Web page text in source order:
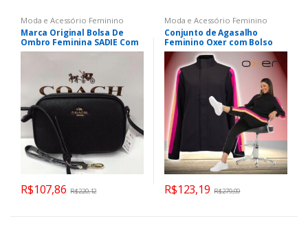
Moda e Acessório Feminino
Marca Original Bolsa De
Ombro Feminina SADIE Com
Zíper Duplo Embreagem De
R$107,86 R$220,12
Moda e Acessório Feminino
Conjunto de Agasalho
Feminino Oxer com Bolso
Plano Color Block
R$123,19 R$279,99